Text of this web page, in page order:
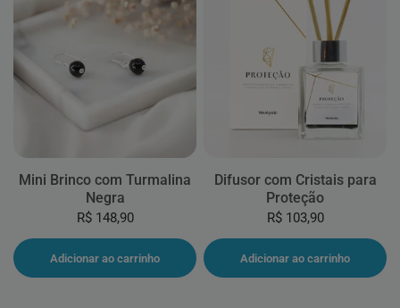
Mini Brinco com Turmalina
Negra
R$ 148,90
Adicionar ao carrinho
Difusor com Cristais para
Proteção
R$ 103,90
Adicionar ao carrinho